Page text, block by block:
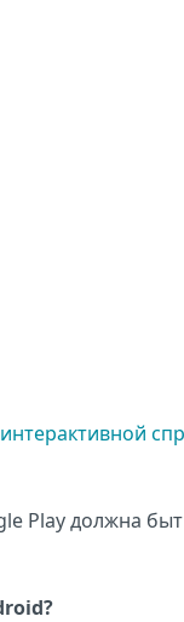
интерактивной
Play должна